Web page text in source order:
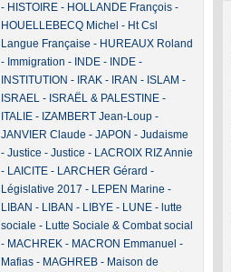
- HISTOIRE- HOLLANDE François-
HOUELLEBECQ Michel - Ht Csl
Langue Française - HUREAUX Roland
- Immigration - INDE- INDE-
INSTITUTION - IRAK- IRAN - ISLAM -
ISRAEL- ISRAËL & PALESTINE-
ITALIE- IZAMBERT Jean-Loup-
JANVIER Claude - JAPON - Judaisme
- Justice - Justice - LACROIX RIZ Annie
- LAICITE- LARCHER Gérard -
Législative 2017 - LEPEN Marine -
LIBAN - LIBAN - LIBYE- LUNE- lutte
sociale - Lutte Sociale & Combat social
- MACHREK- MACRON Emmanuel -
Mafias- MAGHREB- Maison de